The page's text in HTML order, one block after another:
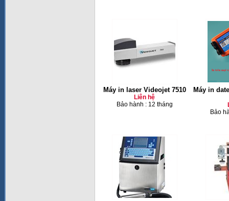
Máy in laser Videojet 7510
Liên hệ
Bảo hành : 12 tháng
Máy in
Bảo